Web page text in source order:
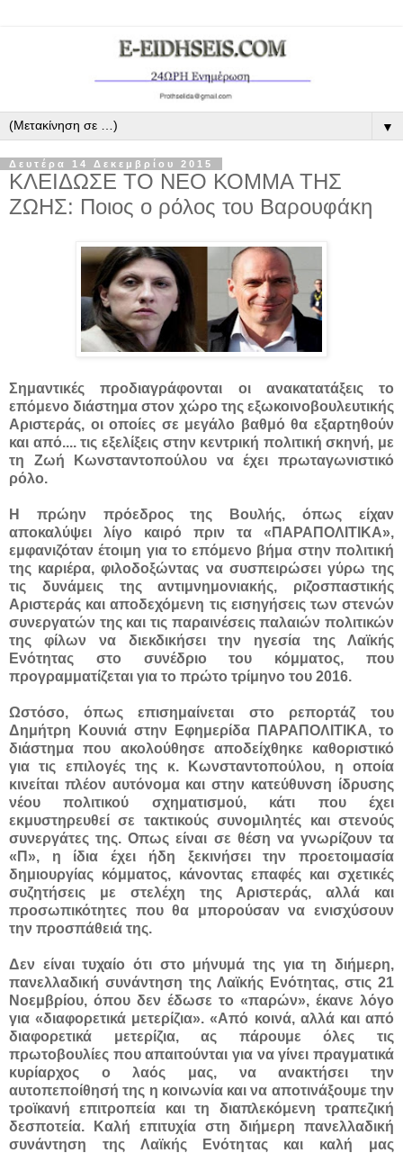
▼
Δευτέρα 14 Δεκεμβρίου 2015
ΚΛΕΙΔΩΣΕ ΤΟ ΝΕΟ ΚΟΜΜΑ ΤΗΣ
ΖΩΗΣ: Ποιος ο ρόλος του Βαρουφάκη
Σημαντικές προδιαγράφονται οι ανακατατάξεις το
επόμενο διάστημα στον χώρο της εξωκοινοβουλευτικής
Αριστεράς, οι οποίες σε μεγάλο βαθμό θα εξαρτηθούν
και από....τις εξελίξεις στην κεντρική πολιτική σκηνή, με
τη Ζωή Κωνσταντοπούλου να έχει πρωταγωνιστικό
ρόλο.
Η πρώην πρόεδρος της Βουλής, όπως είχαν
αποκαλύψει λίγο καιρό πριν τα «ΠΑΡΑΠΟΛΙΤΙΚΑ»,
εμφανιζόταν έτοιμη για το επόμενο βήμα στην πολιτική
της καριέρα, φιλοδοξώντας να συσπειρώσει γύρω της
τις δυνάμεις της αντιμνημονιακής, ριζοσπαστικής
Αριστεράς και αποδεχόμενη τις εισηγήσεις των στενών
συνεργατών της και τις παραινέσεις παλαιών πολιτικών
της φίλων να διεκδικήσει την ηγεσία της Λαϊκής
Ενότητας στο συνέδριο του κόμματος, που
προγραμματίζεται για το πρώτο τρίμηνο του 2016.
Ωστόσο, όπως επισημαίνεται στο ρεπορτάζ του
Δημήτρη Κουνιά στην Εφημερίδα ΠΑΡΑΠΟΛΙΤΙΚΑ, το
διάστημα που ακολούθησε αποδείχθηκε καθοριστικό
για τις επιλογές της κ. Κωνσταντοπούλου, η οποία
κινείται πλέον αυτόνομα και στην κατεύθυνση ίδρυσης
νέου πολιτικού σχηματισμού, κάτι που έχει
εκμυστηρευθεί σε τακτικούς συνομιλητές και στενούς
συνεργάτες της. Οπως είναι σε θέση να γνωρίζουν τα
«Π», η ίδια έχει ήδη ξεκινήσει την προετοιμασία
δημιουργίας κόμματος, κάνοντας επαφές και σχετικές
συζητήσεις με στελέχη της Αριστεράς, αλλά και
προσωπικότητες που θα μπορούσαν να ενισχύσουν
την προσπάθειά της.
Δεν είναι τυχαίο ότι στο μήνυμά της για τη διήμερη,
πανελλαδική συνάντηση της Λαϊκής Ενότητας, στις 21
Νοεμβρίου, όπου δεν έδωσε το «παρών», έκανε λόγο
για «διαφορετικά μετερίζια». «Από κοινά, αλλά και από
διαφορετικά μετερίζια, ας πάρουμε όλες τις
πρωτοβουλίες που απαιτούνται για να γίνει πραγματικά
κυρίαρχος ο λαός μας, να ανακτήσει την
αυτοπεποίθησή της η κοινωνία και να αποτινάξουμε την
τροϊκανή επιτροπεία και τη διαπλεκόμενη τραπεζική
δεσποτεία. Καλή επιτυχία στη διήμερη πανελλαδική
συνάντηση της Λαϊκής Ενότητας και καλή μας